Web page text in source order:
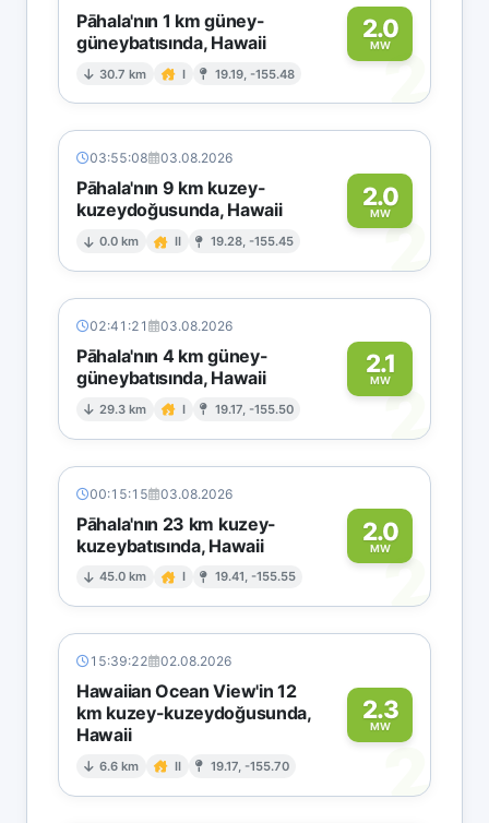
Pāhala'nın 1 km güney-
güneybatısında, Hawaii
30.7 km I 19.19, -155.48
2.0
MW2
03:55:08 03.08.2026
Pāhala'nın 9 km kuzey-
kuzeydoğusunda, Hawaii
0.0 km II 19.28, -155.45
2.0
MW2
02:41:21 03.08.2026
Pāhala'nın 4 km güney-
güneybatısında, Hawaii
29.3 km I 19.17, -155.50
2.1
MW2
00:15:15 03.08.2026
Pāhala'nın 23 km kuzey-
kuzeybatısında, Hawaii
45.0 km I 19.41, -155.55
2.0
MW2
15:39:22 02.08.2026
Hawaiian Ocean View'in 12
km kuzey-kuzeydoğusunda,
Hawaii
6.6 km II 19.17, -155.70
2.3
MW
2